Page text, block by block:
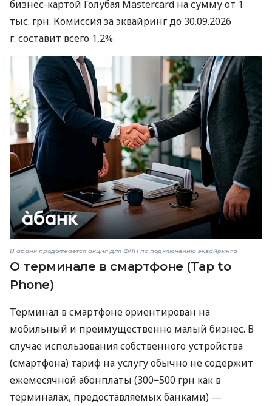
бизнес-картой Голубая Mastercard на сумму от 1
тыс. грн. Комиссия за эквайринг до 30.09.2026
г. составит всего 1,2%.
В àбанк продолжается акция для ФЛП по подключению эквайринга
О терминале в смартфоне (Tap to
Phone)
Терминал в смартфоне ориентирован на
мобильный и преимущественно малый бизнес. В
случае использования собственного устройства
(смартфона) тариф на услугу обычно не содержит
ежемесячной абонплаты (300−500 грн как в
терминалах, предоставляемых банками) —